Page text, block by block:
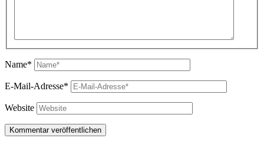
Name*
E-Mail-Adresse*
Website